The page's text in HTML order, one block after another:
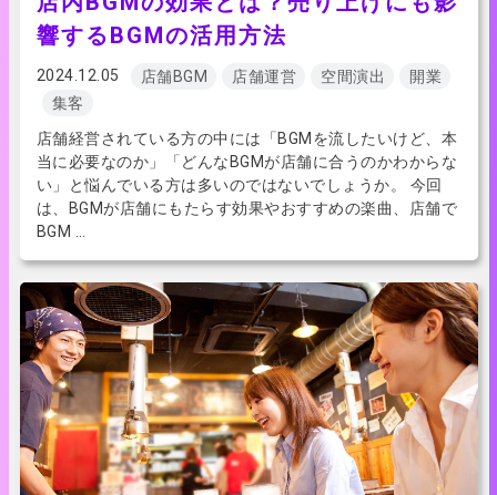
響するBGMの活用方法
2024.12.05 店舗BGM 店舗運営 空間演出
開業
集客
店舗経営されている方の中には「BGMを流したいけど、本
当に必要なのか」「どんなBGMが店舗に合うのかわからな
い」と悩んでいる方は多いのではないでしょうか。 今回
は、BGMが店舗にもたらす効果やおすすめの楽曲、店舗で
BGM …